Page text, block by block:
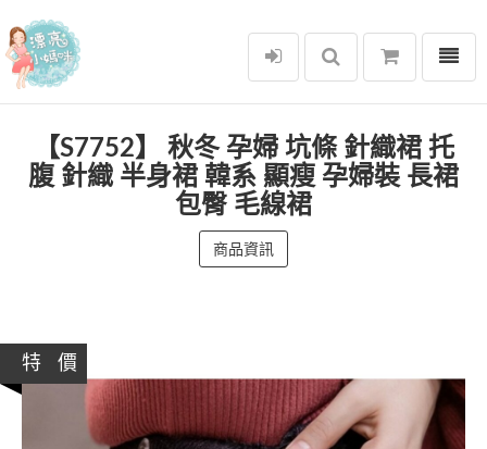
漂亮小媽咪
選單
【S7752】 秋冬 孕婦 坑條 針織裙 托
腹 針織 半身裙 韓系 顯瘦 孕婦裝 長裙
包臀 毛線裙
商品資訊
特 價